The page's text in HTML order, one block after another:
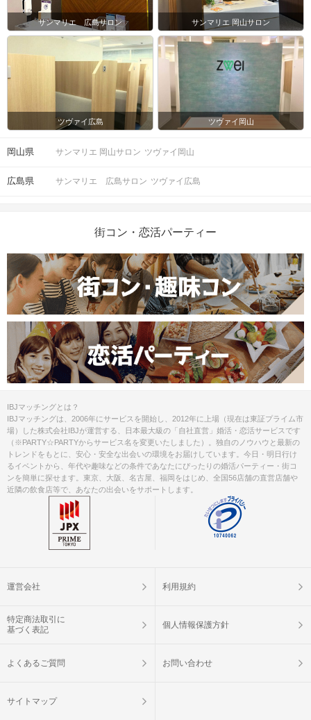
サンマリエ 広島サロン サンマリエ 岡山サロン
ツヴァイ広島 ツヴァイ岡山
岡山県 サンマリエ 岡山サロン ツヴァイ岡山
広島県 サンマリエ 広島サロン ツヴァイ広島
街コン・恋活パーティー
IBJマッチングとは？
IBJマッチングは、2006年にサービスを開始し、2012年に上場（現在は東証プライム市
場）した株式会社IBJが運営する、日本最大級の「自社直営」婚活・恋活サービスです
（※PARTY☆PARTYからサービス名を変更いたしました）。独自のノウハウと最新の
トレンドをもとに、安心・安全な出会いの環境をお届けしています。今日・明日行け
るイベントから、年代や趣味などの条件であなたにぴったりの婚活パーティー・街コ
ンを簡単に探せます。東京、大阪、名古屋、福岡をはじめ、全国56店舗の直営店舗や
近隣の飲食店等で、あなたの出会いをサポートします。
運営会社 利用規約
特定商法取引に
基づく表記
個人情報保護方針
よくあるご質問 お問い合わせ
サイトマップ